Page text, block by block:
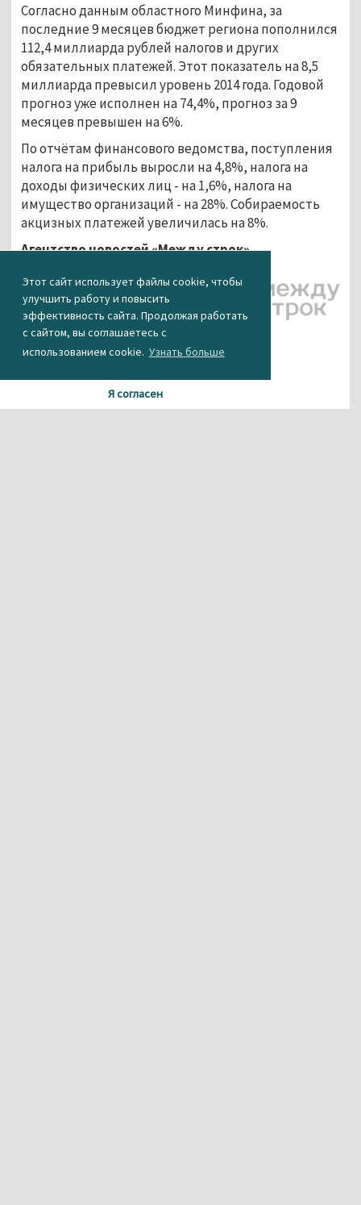
Этот сайт использует файлы cookie, чтобы
улучшить работу и повысить
эффективность сайта. Продолжая работать
с сайтом, вы соглашаетесь с
использованием cookie. Узнать больше
Я согласен
Согласно данным областного Минфина, за
последние 9 месяцев бюджет региона пополнился
112,4 миллиарда рублей налогов и других
обязательных платежей. Этот показатель на 8,5
миллиарда превысил уровень 2014 года. Годовой
прогноз уже исполнен на 74,4%, прогноз за 9
месяцев превышен на 6%.
По отчётам финансового ведомства, поступления
налога на прибыль выросли на 4,8%, налога на
доходы физических лиц - на 1,6%, налога на
имущество организаций - на 28%. Собираемость
акцизных платежей увеличилась на 8%.
Агентство новостей «Между строк»